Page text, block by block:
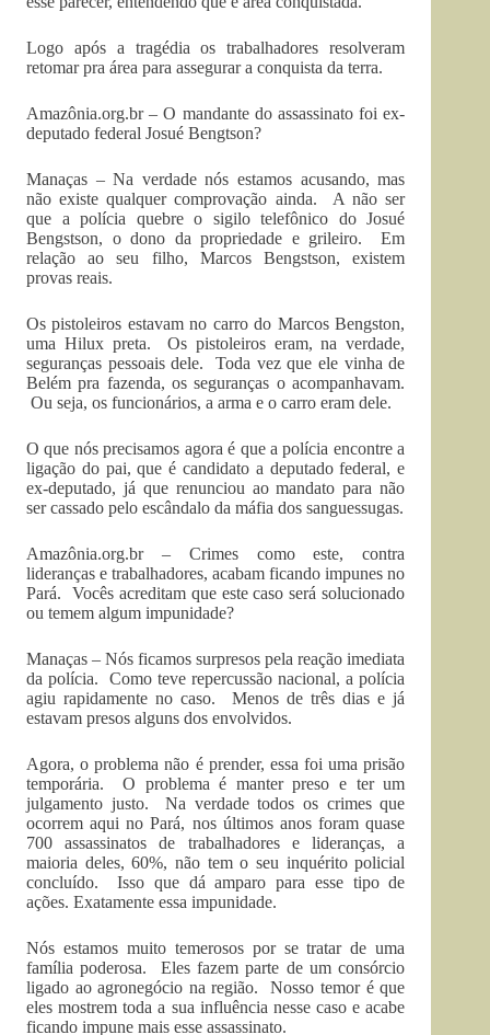
Logo após a tragédia os trabalhadores resolveram
retomar pra área para assegurar a conquista da terra.
Amazônia.org.br – O mandante do assassinato foi ex-
deputado federal Josué Bengtson?
Manaças – Na verdade nós estamos acusando, mas
não existe qualquer comprovação ainda. A não ser
que a polícia quebre o sigilo telefônico do Josué
Bengstson, o dono da propriedade e grileiro. Em
relação ao seu filho, Marcos Bengstson, existem
provas reais.
Os pistoleiros estavam no carro do Marcos Bengston,
uma Hilux preta. Os pistoleiros eram, na verdade,
seguranças pessoais dele. Toda vez que ele vinha de
Belém pra fazenda, os seguranças o acompanhavam.
Ou seja, os funcionários, a arma e o carro eram dele.
O que nós precisamos agora é que a polícia encontre a
ligação do pai, que é candidato a deputado federal, e
ex-deputado, já que renunciou ao mandato para não
ser cassado pelo escândalo da máfia dos sanguessugas.
Amazônia.org.br – Crimes como este, contra
lideranças e trabalhadores, acabam ficando impunes no
Pará. Vocês acreditam que este caso será solucionado
ou temem algum impunidade?
Manaças – Nós ficamos surpresos pela reação imediata
da polícia. Como teve repercussão nacional, a polícia
agiu rapidamente no caso. Menos de três dias e já
estavam presos alguns dos envolvidos.
Agora, o problema não é prender, essa foi uma prisão
temporária. O problema é manter preso e ter um
julgamento justo. Na verdade todos os crimes que
ocorrem aqui no Pará, nos últimos anos foram quase
700 assassinatos de trabalhadores e lideranças, a
maioria deles, 60%, não tem o seu inquérito policial
concluído. Isso que dá amparo para esse tipo de
ações. Exatamente essa impunidade.
Nós estamos muito temerosos por se tratar de uma
família poderosa. Eles fazem parte de um consórcio
ligado ao agronegócio na região. Nosso temor é que
eles mostrem toda a sua influência nesse caso e acabe
ficando impune mais esse assassinato.